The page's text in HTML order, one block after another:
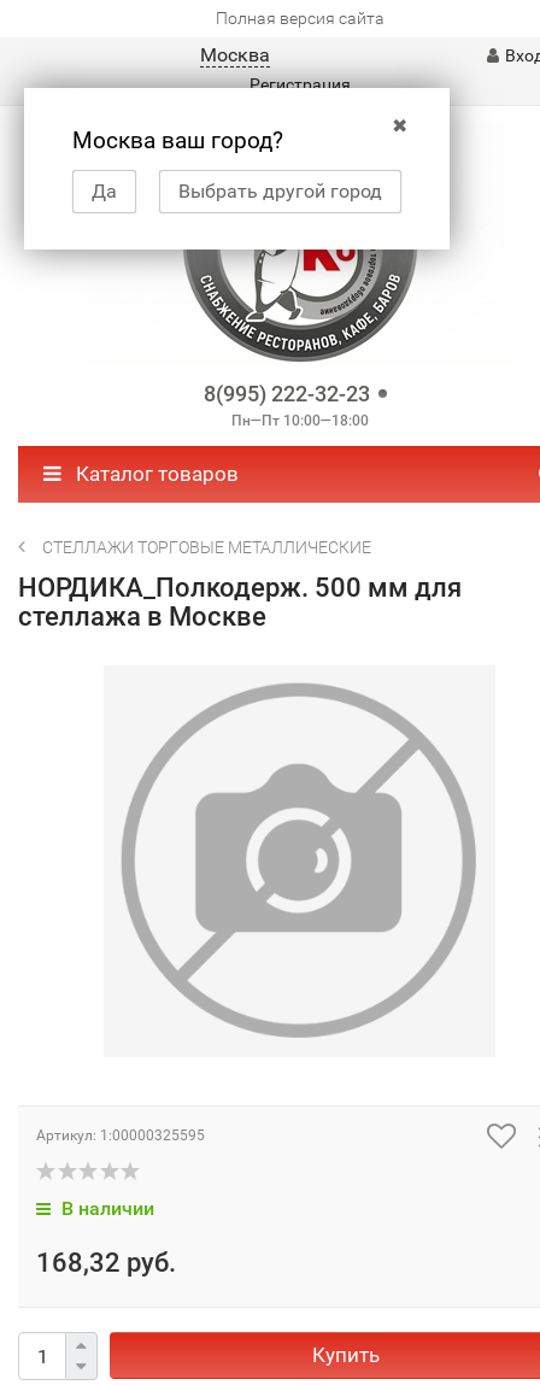
Полная версия сайта
Москва
✖
Москва ваш город?
Да Выбрать другой город
Регистрация
8(995) 222-32-23
Пн—Пт 10:00—18:00
Каталог товаров
СТЕЛЛАЖИ ТОРГОВЫЕ МЕТАЛЛИЧЕСКИЕ
НОРДИКА_Полкодерж. 500 мм для
стеллажа в Москве
Артикул: 1:00000325595
В наличии
168,32 руб.
Купить